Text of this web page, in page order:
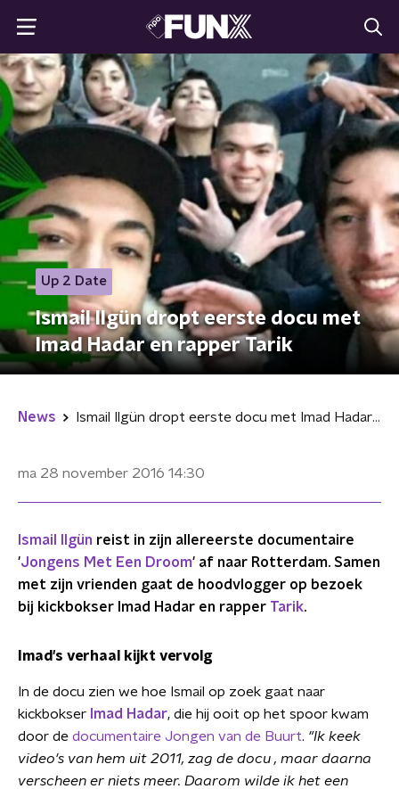
Up 2 Date
Ismail Ilgün dropt eerste docu met
Imad Hadar en rapper Tarik
News Ismail Ilgün dropt eerste docu met Imad Hadar en rapper Tarik
ma 28 november 2016 14:30
Ismail Ilgün reist in zijn allereerste documentaire
'Jongens Met Een Droom' af naar Rotterdam. Samen
met zijn vrienden gaat de hoodvlogger op bezoek
bij kickbokser Imad Hadar en rapper Tarik.
Imad's verhaal kijkt vervolg
In de docu zien we hoe Ismail op zoek gaat naar
kickbokser Imad Hadar, die hij ooit op het spoor kwam
door de documentaire Jongen van de Buurt. "Ik keek
video's van hem uit 2011, zag de docu , maar daarna
verscheen er niets meer. Daarom wilde ik het een